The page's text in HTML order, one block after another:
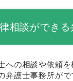
相談ができる
への相談や依頼
弁護士事務所が